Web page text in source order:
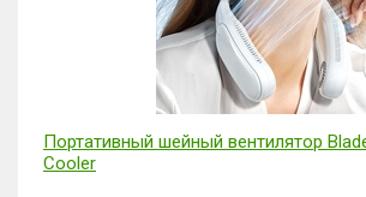
Портативный шейный вентилятор
Cooler